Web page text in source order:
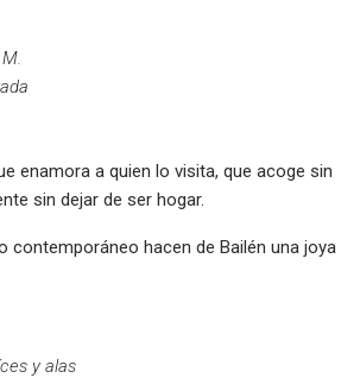
enamora a quien lo visita, que acoge sin
sin dejar de ser hogar.
hacen de Bailén una joya
y alas